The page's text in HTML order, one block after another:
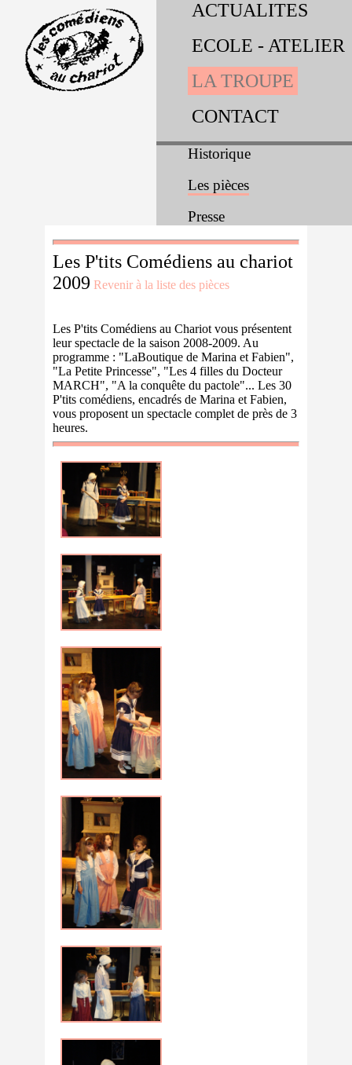
ACTUALITES
ECOLE - ATELIER
LA TROUPE
CONTACT
Historique
Les pièces
Presse
Les P'tits Comédiens au chariot
2009 Revenir à la liste des pièces
Les P'tits Comédiens au Chariot vous présentent
leur spectacle de la saison 2008-2009. Au
programme : "LaBoutique de Marina et Fabien",
"La Petite Princesse", "Les 4 filles du Docteur
MARCH", "A la conquête du pactole"... Les 30
P'tits comédiens, encadrés de Marina et Fabien,
vous proposent un spectacle complet de près de 3
heures.